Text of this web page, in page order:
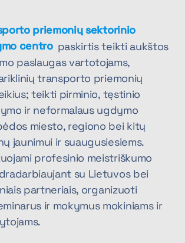
priemonių sektorinio
centro paskirtis teikti aukštos
paslaugas vartotojams,
transporto priemonių
teikti pirminio, tęstinio
ir neformalaus ugdymo
miesto, regiono bei kitų
jaunimui ir suaugusiesiems.
profesinio meistriškumo
su Lietuvos bei
partneriais, organizuoti
ir mokymus mokiniams ir